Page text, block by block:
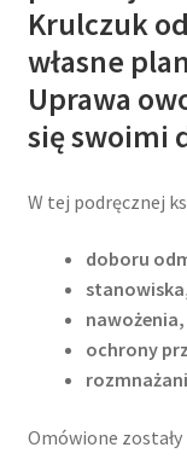
Krulczuk
własne
Uprawa
się swoimi
W tej podręcznej
doboru
nawożenia,
ochrony
Omówione